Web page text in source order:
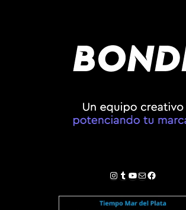
Instagram
Tumblr
YouTube
Correo electrónico
Facebook